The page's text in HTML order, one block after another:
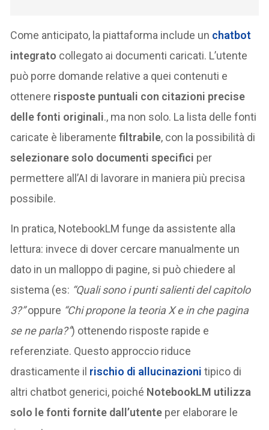
Come anticipato, la piattaforma include un chatbot
integrato collegato ai documenti caricati. L’utente
può porre domande relative a quei contenuti e
ottenere risposte puntuali con citazioni precise
delle fonti originali​., ma non solo. La lista delle fonti
caricate è liberamentefiltrabile, con la possibilità di
selezionare solo documenti specifici per
permettere all’AI di lavorare in maniera più precisa
possibile.
In pratica, NotebookLM funge da assistente alla
lettura: invece di dover cercare manualmente un
dato in un malloppo di pagine, si può chiedere al
sistema (es: “Quali sono i punti salienti del capitolo
3?”oppure “Chi propone la teoria X e in che pagina
se ne parla?”) ottenendo risposte rapide e
referenziate. Questo approccio riduce
drasticamente il rischio di allucinazioni tipico di
altri chatbot generici, poiché NotebookLM utilizza
solo le fonti fornite dall’utente per elaborare le